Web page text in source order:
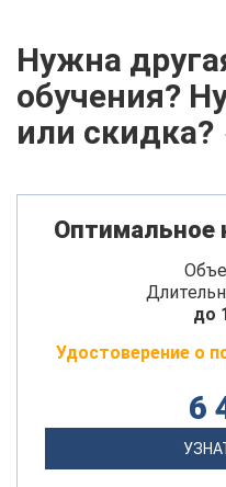
Нужна
обучения?
или скидка?
Оптимальное
до
Удостоверение о
6